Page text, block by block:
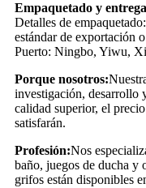
Empaquetado y entrega
Detalles de
estándar de exportación
Puerto: Ningbo, Yiwu,
Porque nosotros:
investigación, desarrollo
calidad superior, el
satisfarán.
Profesión:Nos
baño, juegos de ducha y
grifos están disponibles